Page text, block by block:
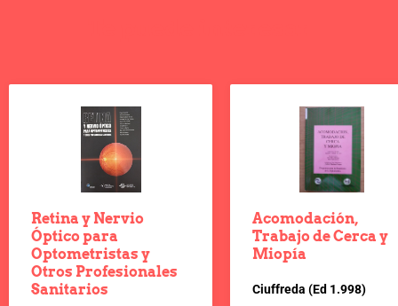
Retina y Nervio
Óptico para
Optometristas y
Otros Profesionales
Sanitarios
Acomodación,
Trabajo de Cerca y
Miopía
Ciuffreda (Ed 1.998)